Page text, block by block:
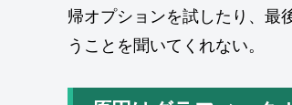
帰オプションを試したり、最
うことを聞いてくれない。